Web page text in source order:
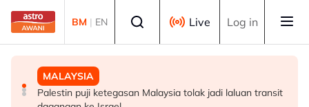
Skip to main content
BM | EN Live Log in
MALAYSIA
Palestin puji ketegasan Malaysia tolak jadi laluan transit
MALAYSIA
Peranan bapa dalam kalangan anggota ATM perlu terus
MALAYSIA
Akar reput, rongga pada pangkal punca pokok tumbang